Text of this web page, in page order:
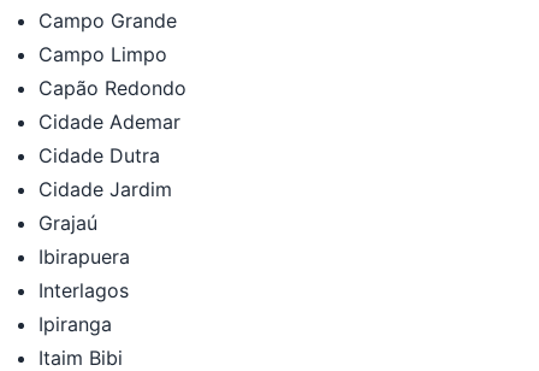
Campo Grande
Campo Limpo
Capão Redondo
Cidade Ademar
Cidade Dutra
Cidade Jardim
Grajaú
Ibirapuera
Interlagos
Ipiranga
Itaim Bibi